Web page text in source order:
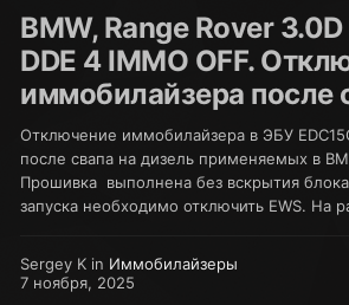
BMW, Range Rover
DDE 4 IMMO OFF.
иммобилайзера после
Отключение иммобилайзера в ЭБУ
после свапа на дизель применяемых в
Прошивка выполнена без вскрытия
запуска необходимо отключить EWS. На
Sergey K in Иммобилайзеры
7 ноября, 2025